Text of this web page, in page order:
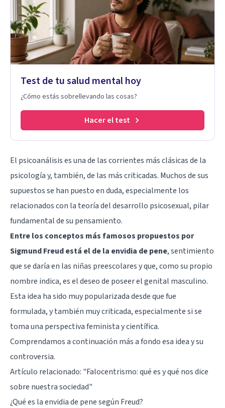
Test de tu salud mental hoy
¿Cómo estás sobrellevando las cosas?
Hacer el test
El psicoanálisis es una de las corrientes más clásicas de la
psicología y, también, de las más criticadas. Muchos de sus
supuestos se han puesto en duda, especialmente los
relacionados con la teoría del desarrollo psicosexual, pilar
fundamental de su pensamiento.
Entre los conceptos más famosos propuestos por
Sigmund Freud está el de la envidia de pene, sentimiento
que se daría en las niñas preescolares y que, como su propio
nombre indica, es el deseo de poseer el genital masculino.
Esta idea ha sido muy popularizada desde que fue
formulada, y también muy criticada, especialmente si se
toma una perspectiva feminista y científica.
Comprendamos a continuación más a fondo esa idea y su
controversia.
Artículo relacionado: "Falocentrismo: qué es y qué nos dice
sobre nuestra sociedad"
¿Qué es la envidia de pene según Freud?